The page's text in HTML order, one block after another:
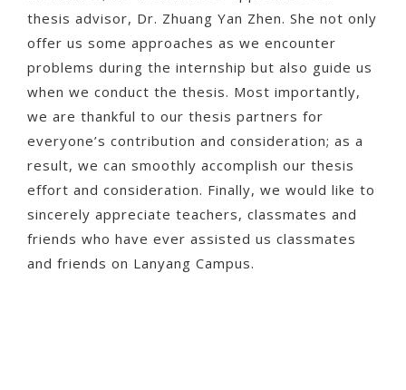
thesis advisor, Dr. Zhuang Yan Zhen. She not only
offer us some approaches as we encounter
problems during the internship but also guide us
when we conduct the thesis. Most importantly,
we are thankful to our thesis partners for
everyone’s contribution and consideration; as a
result, we can smoothly accomplish our thesis
effort and consideration. Finally, we would like to
sincerely appreciate teachers, classmates and
friends who have ever assisted us classmates
and friends on Lanyang Campus.